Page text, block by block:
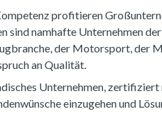
profitieren
sind namhafte Unternehmen
der Motorsport, der
an Qualität.
Unternehmen,
einzugehen und